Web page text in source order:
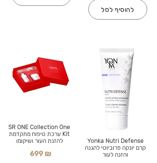
SR ONE Collection One
Kit ערכת טיפוח מתקדמת
להזנת העור ושיקומו
699 ₪
להוסיף לסל
Yonka Nutri Defense
קרם יונקה פרוביוטי להגנה
והזנה לעור